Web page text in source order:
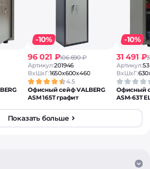
-10%
96 021 ₽106 690 ₽
Артикул:201946
ВxШxГ:1650x600x460
4.5
Офисный сейф VALBERG
ASM 165T графит
-10%
31 491 ₽
Артикул:
ВxШxГ:
Офисный
ASM-63T
Показать больше